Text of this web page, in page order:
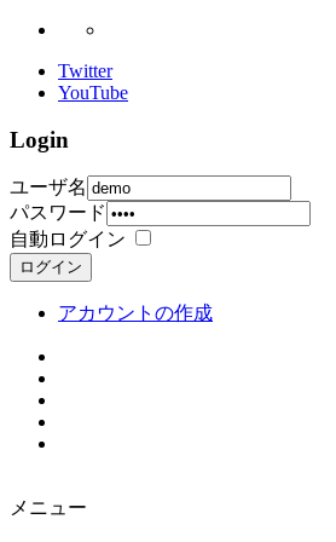
Twitter
YouTube
Login
ユーザ名
パスワード
自動ログイン
ログイン
アカウントの作成
メニュー